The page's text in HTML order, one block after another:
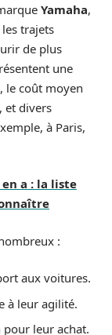
Yamaha,
trajets
de plus
une
le coût moyen
et divers
à Paris,
a : la liste
:
aux voitures.
à leur agilité.
pour leur achat.